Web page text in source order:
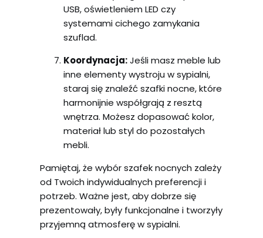
USB, oświetleniem LED czy
systemami cichego zamykania
szuflad.
Koordynacja:Jeśli masz meble lub
inne elementy wystroju w sypialni,
staraj się znaleźć szafki nocne, które
harmonijnie współgrają z resztą
wnętrza. Możesz dopasować kolor,
materiał lub styl do pozostałych
mebli.
Pamiętaj, że wybór szafek nocnych zależy
od Twoich indywidualnych preferencji i
potrzeb. Ważne jest, aby dobrze się
prezentowały, były funkcjonalne i tworzyły
przyjemną atmosferę w sypialni.